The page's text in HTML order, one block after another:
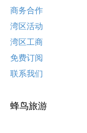
商务合作
湾区活动
湾区工商
免费订阅
联系我们
蜂鸟旅游